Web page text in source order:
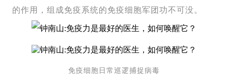
的作用，组成免疫系统的免疫细胞军团功不可没。
免疫细胞日常巡逻捕捉病毒